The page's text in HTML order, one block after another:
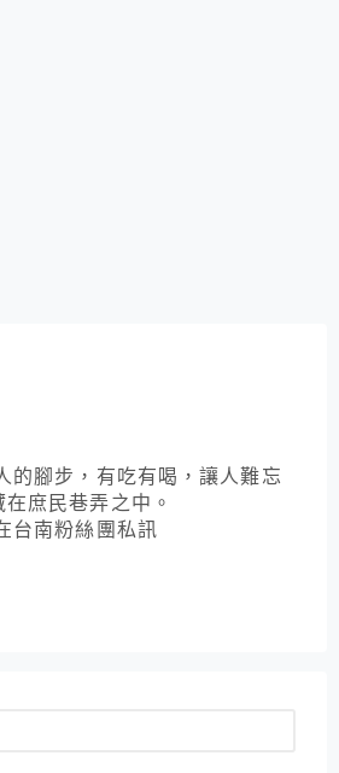
的腳步，有吃有喝，讓人難忘
庶民巷弄之中。
台南粉絲團私訊